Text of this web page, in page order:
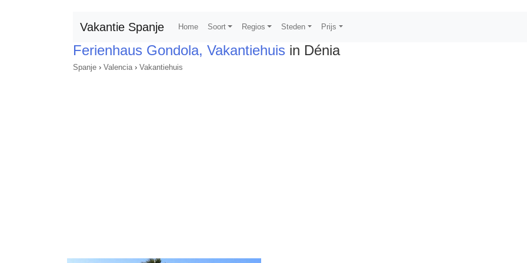
Vakantie Spanje Home Soort Regios Steden Prijs
Ferienhaus Gondola, Vakantiehuis in Dénia
Spanje › Valencia› Vakantiehuis